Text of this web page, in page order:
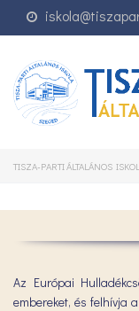
TISZA-PARTI ÁLTALÁNOS
Az Európai
embereket, és felhívja